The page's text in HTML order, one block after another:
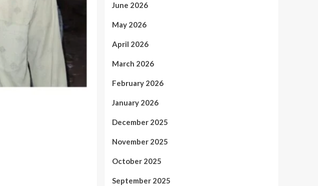
June 2026
May 2026
April 2026
March 2026
February 2026
January 2026
December 2025
November 2025
October 2025
September 2025